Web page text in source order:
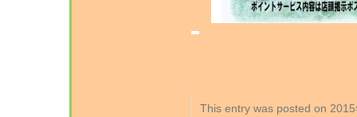
This entry was posted on